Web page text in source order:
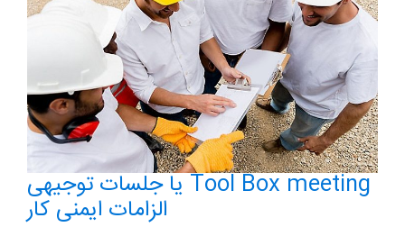
Tool Box meeting یا جلسات توجیهی
الزامات ایمنی کار